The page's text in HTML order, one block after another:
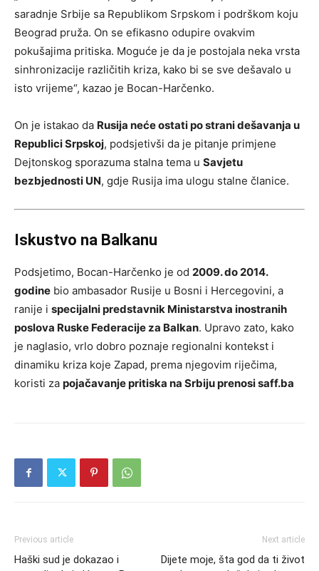
saradnje Srbije sa Republikom Srpskom i podrškom koju
Beograd pruža. On se efikasno odupire ovakvim
pokušajima pritiska. Moguće je da je postojala neka vrsta
sinhronizacije različitih kriza, kako bi se sve dešavalo u
isto vrijeme“, kazao je Bocan-Harčenko.
On je istakao da Rusija neće ostati po strani dešavanja u
Republici Srpskoj, podsjetivši da je pitanje primjene
Dejtonskog sporazuma stalna tema u Savjetu
bezbjednosti UN, gdje Rusija ima ulogu stalne članice.
Iskustvo na Balkanu
Podsjetimo, Bocan-Harčenko je od 2009. do 2014.
godine bio ambasador Rusije u Bosni i Hercegovini, a
ranije i specijalni predstavnik Ministarstva inostranih
poslova Ruske Federacije za Balkan. Upravo zato, kako
je naglasio, vrlo dobro poznaje regionalni kontekst i
dinamiku kriza koje Zapad, prema njegovim riječima,
koristi za pojačavanje pritiska na Srbiju prenosi saff.ba
Previous article
Haški sud je dokazao i
Next article
Dijete moje, šta god da ti život